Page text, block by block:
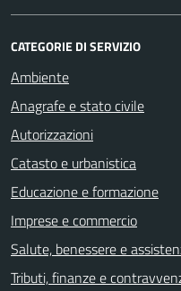
CATEGORIE DI SERVIZIO
Ambiente
Anagrafe e stato civile
Autorizzazioni
Catasto e urbanistica
Educazione e formazione
Imprese e commercio
Salute, benessere e
Tributi, finanze e